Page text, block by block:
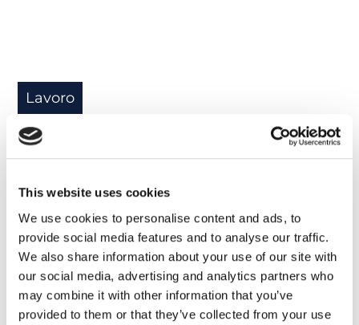
This website uses cookies
We use cookies to personalise content and ads, to
provide social media features and to analyse our traffic.
We also share information about your use of our site with
our social media, advertising and analytics partners who
may combine it with other information that you’ve
provided to them or that they’ve collected from your use
Lavoro
IELTS: a che serve Academic Module?
18
NOV